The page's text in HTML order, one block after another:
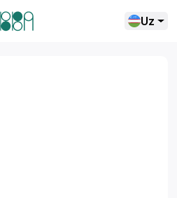
Uz